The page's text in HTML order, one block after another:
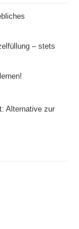
– stets
Alternative zur